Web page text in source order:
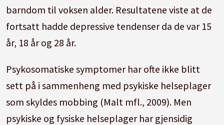
barndom til voksen alder. Resultatene viste at de
fortsatt hadde depressive tendenser da de var 15
år, 18 år og 28 år.
Psykosomatiske symptomer har ofte ikke blitt
sett på i sammenheng med psykiske helseplager
som skyldes mobbing (Malt mfl., 2009). Men
psykiske og fysiske helseplager har gjensidig